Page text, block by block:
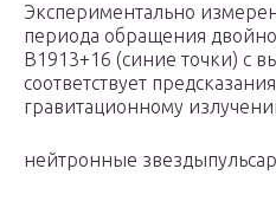
Экспериментально
периода обращения
B1913+16 (синие точки) с
соответствует
гравитационному
нейтронные